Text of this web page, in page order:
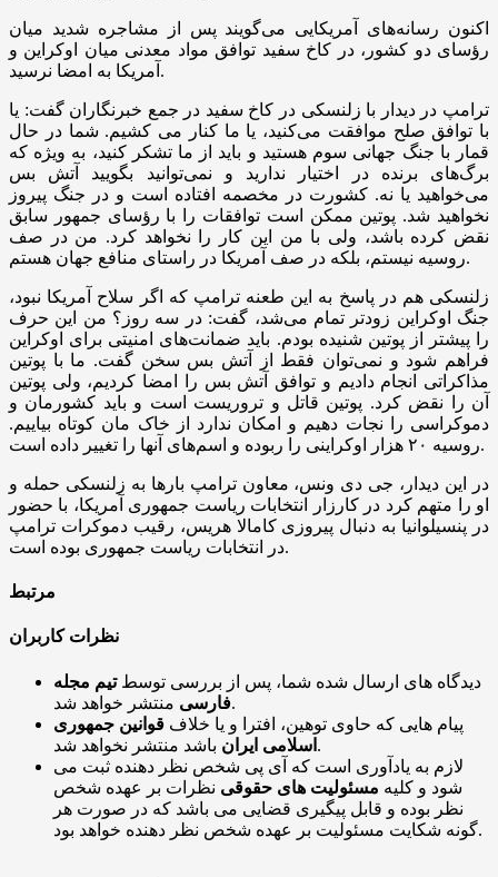
اکنون رسانه‌های آمریکایی می‌گویند پس از مشاجره شدید میان
رؤسای دو کشور، در کاخ سفید توافق مواد معدنی میان اوکراین و
آمریکا به امضا نرسید.
ترامپ در دیدار با زلنسکی در کاخ سفید در جمع خبرنگاران گفت: یا
با توافق صلح موافقت می‌کنید، یا ما کنار می کشیم. شما در حال
قمار با جنگ جهانی سوم هستید و باید از ما تشکر کنید، به ویژه که
برگ‌های برنده در اختیار ندارید و نمی‌توانید بگویید آتش بس
می‌خواهید یا نه. کشورت در مخصمه افتاده است و در جنگ پیروز
نخواهید شد. پوتین ممکن است توافقات را با رؤسای جمهور سابق
نقض کرده باشد، ولی با من این کار را نخواهد کرد. من در صف
روسیه نیستم، بلکه در صف آمریکا در راستای منافع جهان هستم.
زلنسکی هم در پاسخ به این طعنه ترامپ که اگر سلاح آمریکا نبود،
جنگ اوکراین زودتر تمام می‌شد، گفت: در سه روز؟ من این حرف
را پیشتر از پوتین شنیده بودم. باید ضمانت‌های امنیتی برای اوکراین
فراهم شود و نمی‌توان فقط از آتش بس سخن گفت. ما با پوتین
مذاکراتی انجام دادیم و توافق آتش بس را امضا کردیم، ولی پوتین
آن را نقض کرد. پوتین قاتل و تروریست است و باید کشورمان و
دموکراسی را نجات دهیم و امکان ندارد از خاک مان کوتاه بیاییم.
روسیه ۲۰ هزار اوکراینی را ربوده و اسم‌های آنها را تغییر داده است.
در این دیدار، جی دی ونس، معاون ترامپ بارها به زلنسکی حمله و
او را متهم کرد در کارزار انتخابات ریاست جمهوری آمریکا، با حضور
در پنسیلوانیا به دنبال پیروزی کامالا هریس، رقیب دموکرات ترامپ
در انتخابات ریاست جمهوری بوده است.
مرتبط
نظرات کاربران
دیدگاه های ارسال شده شما، پس از بررسی توسطتیم مجله
فارسیمنتشر خواهد شد.
پیام هایی که حاوی توهین، افترا و یا خلاف قوانین جمهوری
اسلامی ایران باشد منتشر نخواهد شد.
لازم به یادآوری است که آی پی شخص نظر دهنده ثبت می
شود و کلیه مسئولیت های حقوقی نظرات بر عهده شخص
نظر بوده و قابل پیگیری قضایی می باشد که در صورت هر
گونه شکایت مسئولیت بر عهده شخص نظر دهنده خواهد بود.